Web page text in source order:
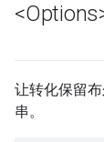
让转化保留
串。